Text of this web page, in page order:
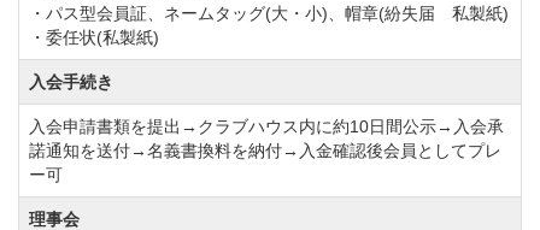
・パス型会員証、ネームタッグ(大・小)、帽章(紛失届 私製紙)
・委任状(私製紙)
入会手続き
入会申請書類を提出→クラブハウス内に約10日間公示→入会承
諾通知を送付→名義書換料を納付→入金確認後会員としてプレ
ー可
理事会